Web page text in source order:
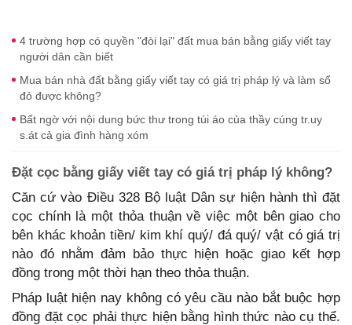
4 trường hợp có quyền "đòi lại" đất mua bán bằng giấy viết tay
người dân cần biết
Mua bán nhà đất bằng giấy viết tay có giá trị pháp lý và làm sổ
đỏ được không?
Bất ngờ với nội dung bức thư trong túi áo của thầy cúng tr.uy
s.át cả gia đình hàng xóm
Đặt cọc bằng giấy viết tay có giá trị pháp lý không?
Căn cứ vào Điều 328 Bộ luật Dân sự hiện hành thì đặt
cọc chính là một thỏa thuận về việc một bên giao cho
bên khác khoản tiền/ kim khí quý/ đá quý/ vật có giá trị
nào đó nhằm đảm bảo thực hiện hoặc giao kết hợp
đồng trong một thời hạn theo thỏa thuận.
Pháp luật hiện nay không có yêu cầu nào bắt buộc hợp
đồng đặt cọc phải thực hiện bằng hình thức nào cụ thể.